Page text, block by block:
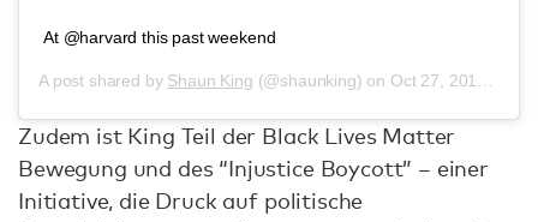
At @harvard this past weekend
A post shared by Shaun King (@shaunking) on Oct 27, 2016 at 10:01pm PDT
Zudem ist King Teil der Black Lives Matter
Bewegung und des “Injustice Boycott” – einer
Initiative, die Druck auf politische